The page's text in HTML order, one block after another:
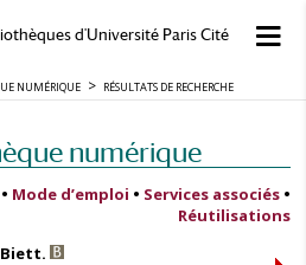
d'Université Paris Cité
NUMÉRIQUE RÉSULTATS DE RECHERCHE
numérique
• Mode d’emploi • Services associés •
Réutilisations